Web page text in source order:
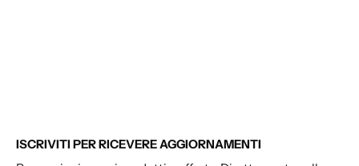
ISCRIVITI PER RICEVERE AGGIORNAMENTI